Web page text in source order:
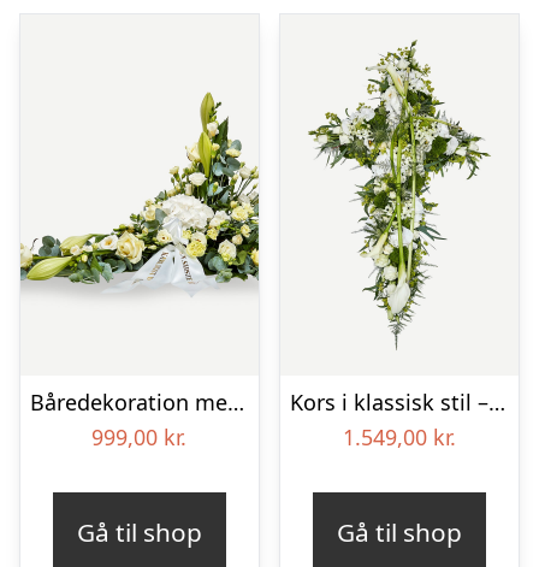
Båredekoration med bånd i klassisk stil – creme
999,00 kr.
Gå til shop
Kors i klassisk stil – creme
1.549,00 kr.
Gå til shop